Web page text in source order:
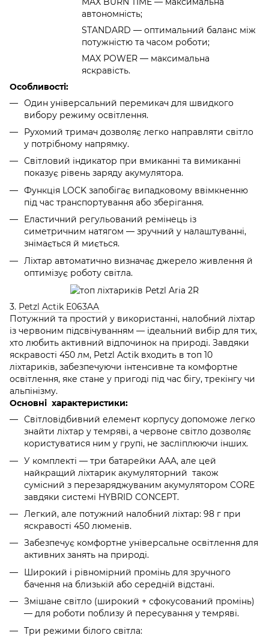
автономність;
STANDARD — оптимальний баланс між
потужністю та часом роботи;
MAX POWER — максимальна
яскравість.
Особливості:
Один універсальний перемикач для швидкого
вибору режиму освітлення.
Рухомий тримач дозволяє легко направляти світло
у потрібному напрямку.
Світловий індикатор при вмиканні та вимиканні
показує рівень заряду акумулятора.
Функція LOCK запобігає випадковому ввімкненню
під час транспортування або зберігання.
Еластичний регульований ремінець із
симетричним натягом — зручний у налаштуванні,
знімається й миється.
Ліхтар автоматично визначає джерело живлення й
оптимізує роботу світла.
3. Petzl Actik E063AA
Потужний та простий у використанні, налобний ліхтар
із червоним підсвічуванням — ідеальний вибір для тих,
хто любить активний відпочинок на природі. Завдяки
яскравості 450 лм, Petzl Actik входить в топ 10
ліхтариків, забезпечуючи інтенсивне та комфортне
освітлення, яке стане у пригоді під час бігу, трекінгу чи
альпінізму.
Основні характеристики:
Світловідбивний елемент корпусу допоможе легко
знайти ліхтар у темряві, а червоне світло дозволяє
користуватися ним у групі, не засліплюючи інших.
У комплекті — три батарейки AAA, але цей
найкращий ліхтарик акумуляторний також
сумісний з перезаряджуваним акумулятором CORE
завдяки системі HYBRID CONCEPT.
Легкий, але потужний налобний ліхтар: 98 г при
яскравості 450 люменів.
Забезпечує комфортне універсальне освітлення для
активних занять на природі.
Широкий і рівномірний промінь для зручного
бачення на близькій або середній відстані.
Змішане світло (широкий + сфокусований промінь)
— для роботи поблизу й пересування у темряві.
Три режими білого світла: